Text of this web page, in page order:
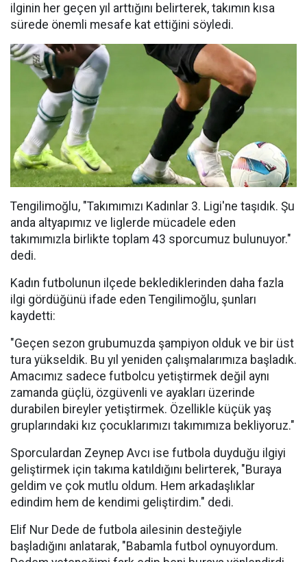
ilginin her geçen yıl arttığını belirterek, takımın kısa
sürede önemli mesafe kat ettiğini söyledi.
Tengilimoğlu, "Takımımızı Kadınlar 3. Ligi'ne taşıdık. Şu
anda altyapımız ve liglerde mücadele eden
takımımızla birlikte toplam 43 sporcumuz bulunuyor."
dedi.
Kadın futbolunun ilçede beklediklerinden daha fazla
ilgi gördüğünü ifade eden Tengilimoğlu, şunları
kaydetti:
"Geçen sezon grubumuzda şampiyon olduk ve bir üst
tura yükseldik. Bu yıl yeniden çalışmalarımıza başladık.
Amacımız sadece futbolcu yetiştirmek değil aynı
zamanda güçlü, özgüvenli ve ayakları üzerinde
durabilen bireyler yetiştirmek. Özellikle küçük yaş
gruplarındaki kız çocuklarımızı takımımıza bekliyoruz."
Sporculardan Zeynep Avcı ise futbola duyduğu ilgiyi
geliştirmek için takıma katıldığını belirterek, "Buraya
geldim ve çok mutlu oldum. Hem arkadaşlıklar
edindim hem de kendimi geliştirdim." dedi.
Elif Nur Dede de futbola ailesinin desteğiyle
başladığını anlatarak, "Babamla futbol oynuyordum.